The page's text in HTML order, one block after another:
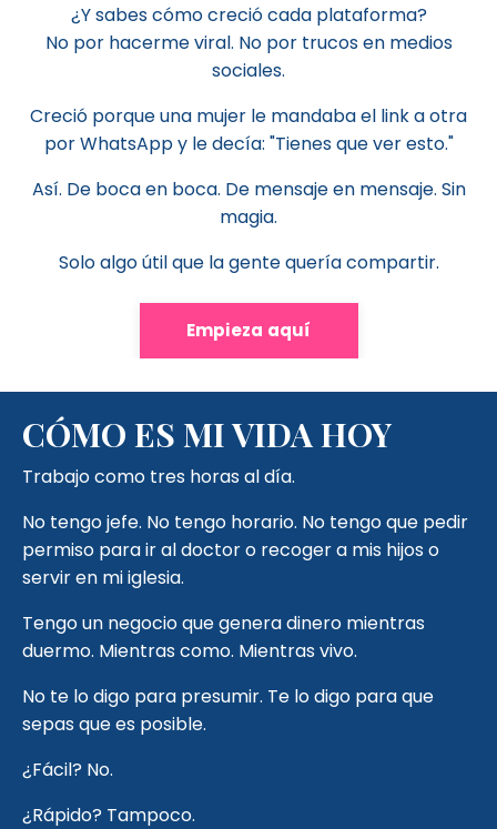
¿Y sabes cómo creció cada plataforma?
No por hacerme viral. No por trucos en medios
sociales.
Creció porque una mujer le mandaba el link a otra
por WhatsApp y le decía: "Tienes que ver esto."
Así. De boca en boca. De mensaje en mensaje. Sin
magia.
Solo algo útil que la gente quería compartir.
Empieza aquí
CÓMO ES MI VIDA HOY
Trabajo como tres horas al día.
No tengo jefe. No tengo horario. No tengo que pedir
permiso para ir al doctor o recoger a mis hijos o
servir en mi iglesia.
Tengo un negocio que genera dinero mientras
duermo. Mientras como. Mientras vivo.
No te lo digo para presumir. Te lo digo para que
sepas que es posible.
¿Fácil? No.
¿Rápido? Tampoco.